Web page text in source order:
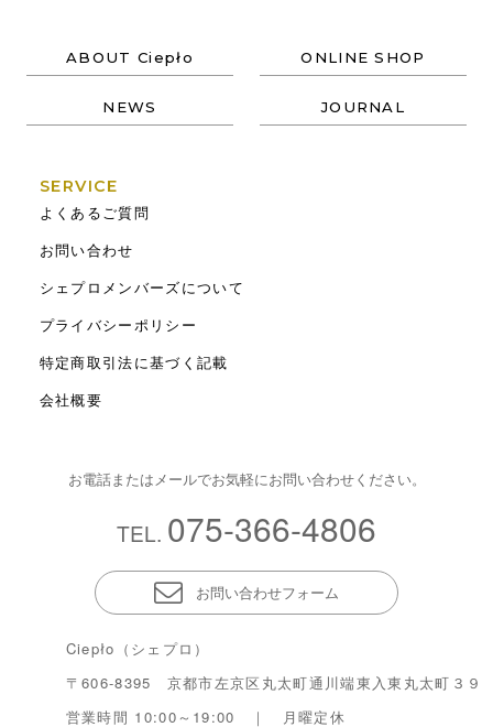
ABOUT Ciepło ONLINE SHOP
NEWS JOURNAL
SERVICE
よくあるご質問
お問い合わせ
シェプロメンバーズについて
プライバシーポリシー
特定商取引法に基づく記載
会社概要
お電話またはメールでお気軽にお問い合わせください。
TEL. 075-366-4806
お問い合わせフォーム
Ciepło（シェプロ）
〒606-8395 京都市左京区丸太町通川端東入東丸太町３９
営業時間 10:00～19:00 ｜ 月曜定休